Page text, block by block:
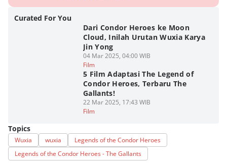
Curated For You
Dari Condor Heroes ke Moon
Cloud, Inilah Urutan Wuxia Karya
Jin Yong
04 Mar 2025, 04:00 WIB
Film
5 Film Adaptasi The Legend of
Condor Heroes, Terbaru The
Gallants!
22 Mar 2025, 17:43 WIB
Film
Topics
Wuxia wuxia
Legends of the Condor Heroes
Legends of the Condor Heroes - The Gallants